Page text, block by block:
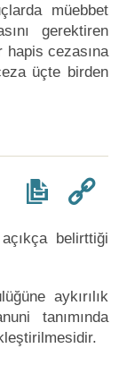
müebbet
gerektiren
hapis cezasına
üçte birden
belirttiği
aykırılık
tanımında